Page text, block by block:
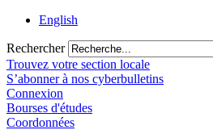
English
Rechercher
Trouvez votre section locale
S’abonner à nos cyberbulletins
Connexion
Bourses d'études
Coordonnées